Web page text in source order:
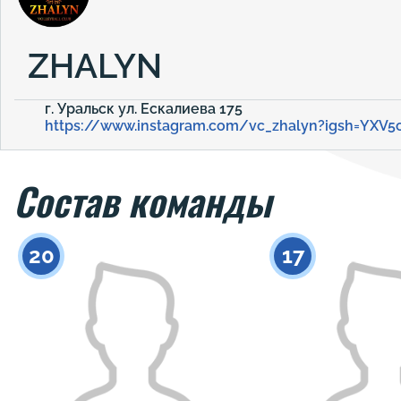
ZHALYN
г. Уральск ул. Ескалиева 175
https://www.instagram.com/
Состав команды
20 17